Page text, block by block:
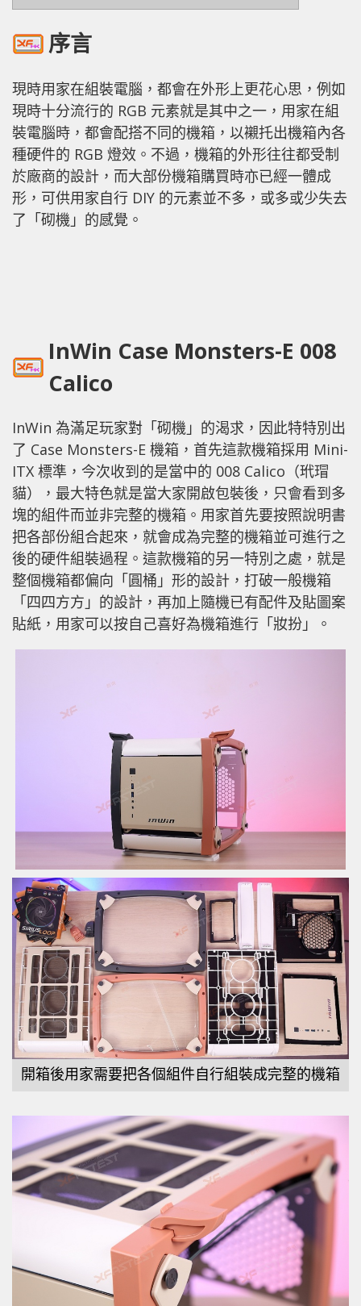
序言
現時用家在組裝電腦，都會在外形上更花心思，例如
現時十分流行的 RGB 元素就是其中之一，用家在組
裝電腦時，都會配搭不同的機箱，以襯托出機箱內各
種硬件的 RGB 燈效。不過，機箱的外形往往都受制
於廠商的設計，而大部份機箱購買時亦已經一體成
形，可供用家自行 DIY 的元素並不多，或多或少失去
了「砌機」的感覺。
InWin Case Monsters-E 008
Calico
InWin 為滿足玩家對「砌機」的渴求，因此特特別出
了 Case Monsters-E 機箱，首先這款機箱採用 Mini-
ITX 標準，今次收到的是當中的 008 Calico（玳瑁
貓），最大特色就是當大家開啟包裝後，只會看到多
塊的組件而並非完整的機箱。用家首先要按照說明書
把各部份組合起來，就會成為完整的機箱並可進行之
後的硬件組裝過程。這款機箱的另一特別之處，就是
整個機箱都偏向「圓桶」形的設計，打破一般機箱
「四四方方」的設計，再加上隨機已有配件及貼圖案
貼紙，用家可以按自己喜好為機箱進行「妝扮」。
開箱後用家需要把各個組件自行組裝成完整的機箱